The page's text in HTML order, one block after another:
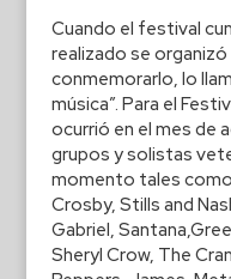
Cuando el festival
realizado se
conmemorarlo, lo
música”. Para el
ocurrió en el mes de
grupos y solistas
momento tales
Crosby, Stills and
Gabriel,
Sheryl Crow, The